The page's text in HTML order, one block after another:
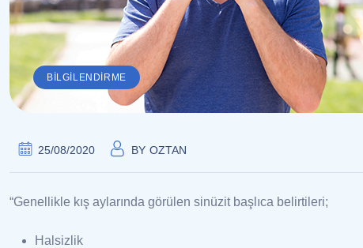
BILGILENDIRME
25/08/2020 BY OZTAN
“Genellikle kış aylarında görülen sinüzit başlıca belirtileri;
Halsizlik